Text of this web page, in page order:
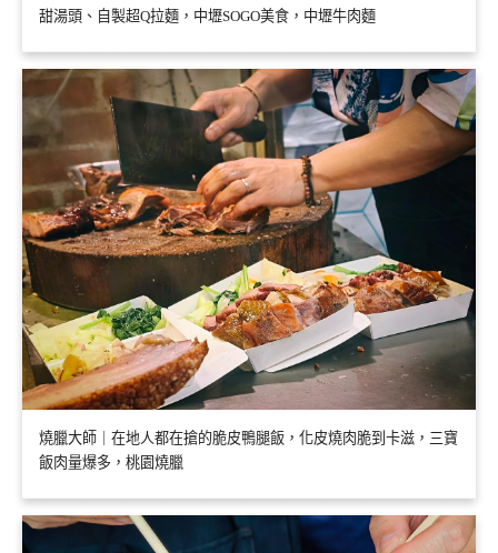
甜湯頭、自製超Q拉麵，中壢SOGO美食，中壢牛肉麵
燒臘大師｜在地人都在搶的脆皮鴨腿飯，化皮燒肉脆到卡滋，三寶
飯肉量爆多，桃園燒臘